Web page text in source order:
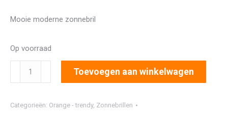
Mooie moderne zonnebril
Op voorraad
aantal
Toevoegen aan winkelwagen
Categorieën: Orange - trendy, Zonnebrillen